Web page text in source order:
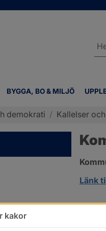
BYGGA, BO & MILJÖ
demokrati / Kallelser
Länk
kakor